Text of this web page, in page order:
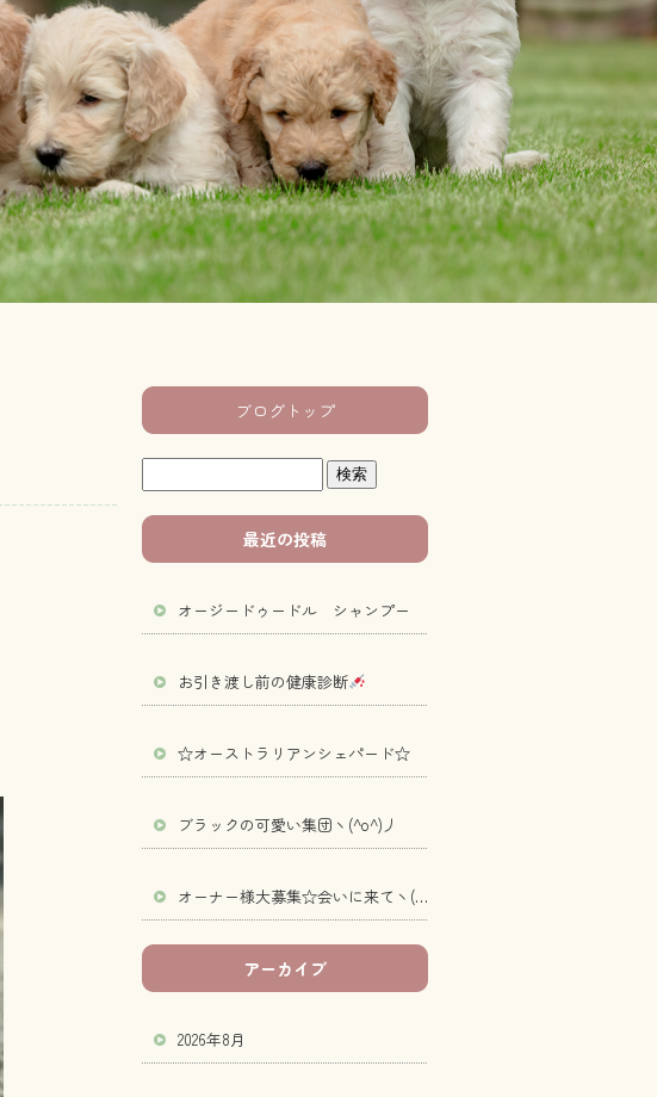
ブログトップ
最近の投稿
オージードゥードル シャンプー
お引き渡し前の健康診断
☆オーストラリアンシェパード☆
ブラックの可愛い集団ヽ(^o^)丿
オーナー様大募集☆会いに来てヽ(^o^)丿
アーカイブ
2026年8月